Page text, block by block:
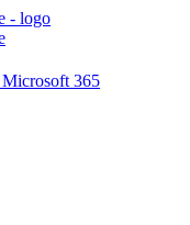
Microsoft 365